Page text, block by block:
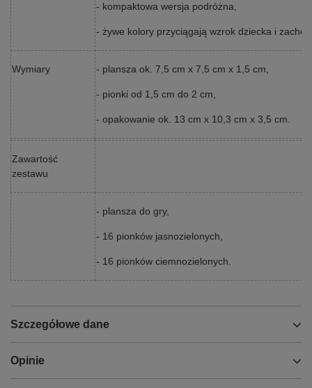
- kompaktowa wersja podróżna,
- żywe kolory przyciągają wzrok dziecka i
Wymiary - plansza ok. 7,5 cm x 7,5 cm x 1,5 cm,
- pionki od 1,5 cm do 2 cm,
- opakowanie ok. 13 cm x 10,3 cm x 3,5 cm.
Zawartość
zestawu
- plansza do gry,
- 16 pionków jasnozielonych,
- 16 pionków ciemnozielonych.
Szczegółowe dane
Opinie